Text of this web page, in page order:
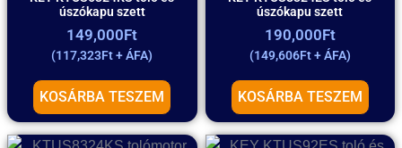
úszókapu szett
149,000Ft
(117,323Ft+ ÁFA)
KOSÁRBA TESZEM
úszókapu szett
190,000Ft
(149,606Ft+ ÁFA)
KOSÁRBA TESZEM